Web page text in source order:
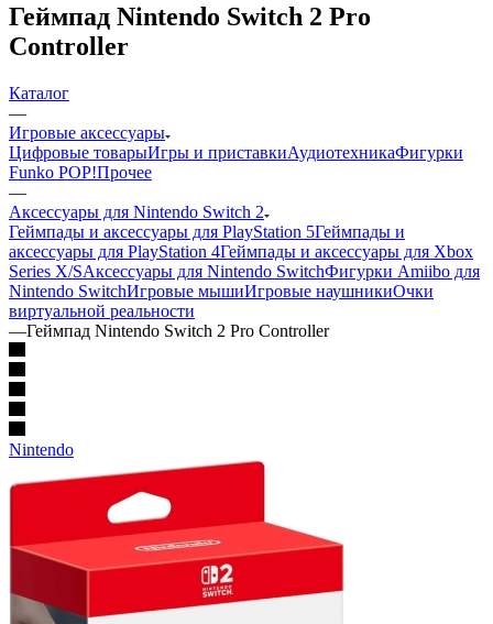
Геймпад Nintendo Switch 2 Pro
Controller
Каталог
—
Игровые аксессуары
Цифровые товарыИгры и приставкиАудиотехникаФигурки
Funko POP!Прочее
—
Аксессуары для Nintendo Switch 2
Геймпады и аксессуары для PlayStation 5Геймпады и
аксессуары для PlayStation 4Геймпады и аксессуары для Xbox
Series X/SАксессуары для Nintendo SwitchФигурки Amiibo для
Nintendo SwitchИгровые мышиИгровые наушникиОчки
виртуальной реальности
—Геймпад Nintendo Switch 2 Pro Controller
Nintendo